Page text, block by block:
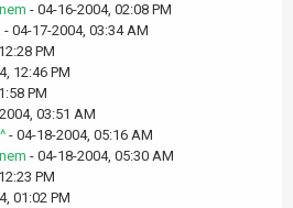
- 04-16-2004, 02:08 PM
- 04-17-2004, 03:34 AM
PM
12:46 PM
PM
03:51 AM
- 04-18-2004, 05:16 AM
- 04-18-2004, 05:30 AM
PM
01:02 PM